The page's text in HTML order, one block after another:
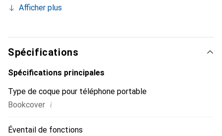
et indispensable de votre smartphone. Reconnu
marque Noreve est un choix sûr pour une clientèle
exigeante.
Afficher plus
Spécifications
Spécifications principales
Type de coque pour téléphone portable
Bookcover i
Éventail de fonctions